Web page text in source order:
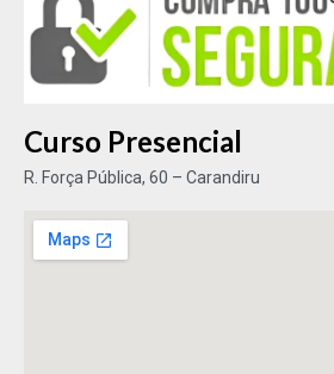
Curso Presencial
R. Força Pública, 60 – Carandiru